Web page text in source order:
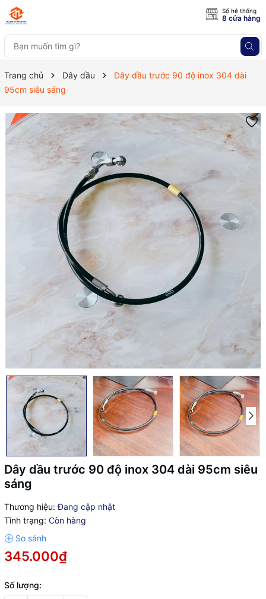
Số hệ thống
8 cửa hàng
Trang chủ Dây dầu
Dây dầu trước 90 độ inox 304 dài
95cm siêu sáng
Dây dầu trước 90 độ inox 304 dài 95cm siêu
sáng
Thương hiệu: Đang cập nhật
Tình trạng: Còn hàng
345.000₫
Số lượng: